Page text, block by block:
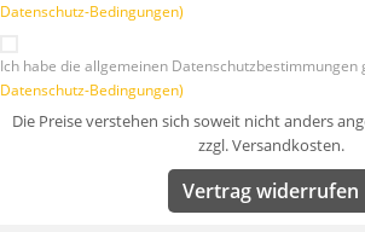
Datenschutz-Bedingungen)
Ich habe die allgemeinen Datenschutzbestimmungen
Datenschutz-Bedingungen)
Die Preise verstehen sich soweit nicht anders
zzgl. Versandkosten.
Vertrag widerrufen